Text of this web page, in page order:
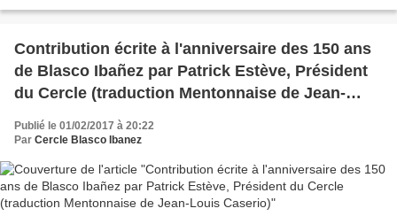
Contribution écrite à l'anniversaire des 150 ans
de Blasco Ibañez par Patrick Estève, Président
du Cercle (traduction Mentonnaise de Jean-
Louis Caserio)
Publié le 01/02/2017 à 20:22
Par Cercle Blasco Ibanez